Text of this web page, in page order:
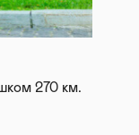
270 км.